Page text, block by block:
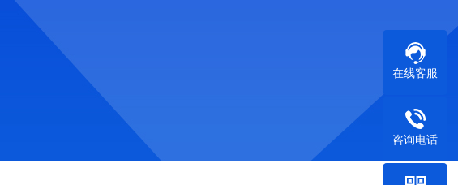
在线客服
咨询电话